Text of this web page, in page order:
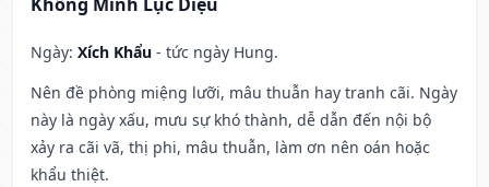
Ngày: Xích Khẩu - tức ngày Hung.
Nên đề phòng miệng lưỡi, mâu thuẫn hay tranh cãi. Ngày
này là ngày xấu, mưu sự khó thành, dễ dẫn đến nội bộ
xảy ra cãi vã, thị phi, mâu thuẫn, làm ơn nên oán hoặc
khẩu thiệt.